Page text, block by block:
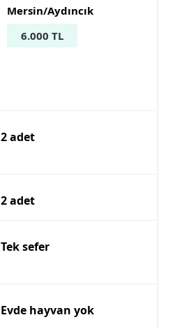
Mersin/Aydıncık
6.000 TL
2 adet
2 adet
Tek sefer
Evde hayvan yok